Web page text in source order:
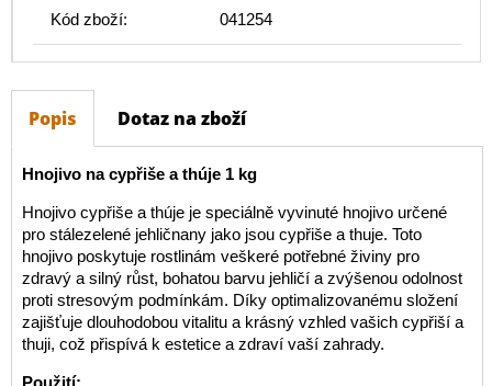
Kód zboží: 041254
Popis Dotaz na zboží
Hnojivo na cypřiše a thúje 1 kg
Hnojivo cypřiše a thúje je speciálně vyvinuté hnojivo určené
pro stálezelené jehličnany jako jsou cypřiše a thuje. Toto
hnojivo poskytuje rostlinám veškeré potřebné živiny pro
zdravý a silný růst, bohatou barvu jehličí a zvýšenou odolnost
proti stresovým podmínkám. Díky optimalizovanému složení
zajišťuje dlouhodobou vitalitu a krásný vzhled vašich cypřiší a
thuji, což přispívá k estetice a zdraví vaší zahrady.
Použití: